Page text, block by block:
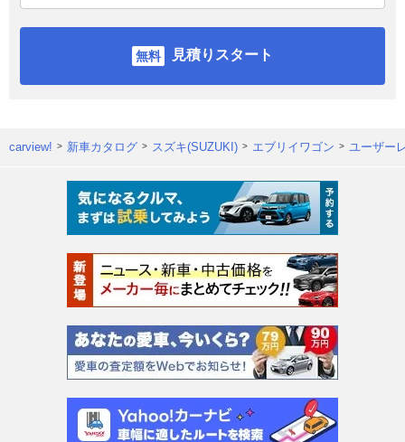
見積りスタート
carview! 新車カタログ スズキ(SUZUKI) エブリイワゴン ユーザー